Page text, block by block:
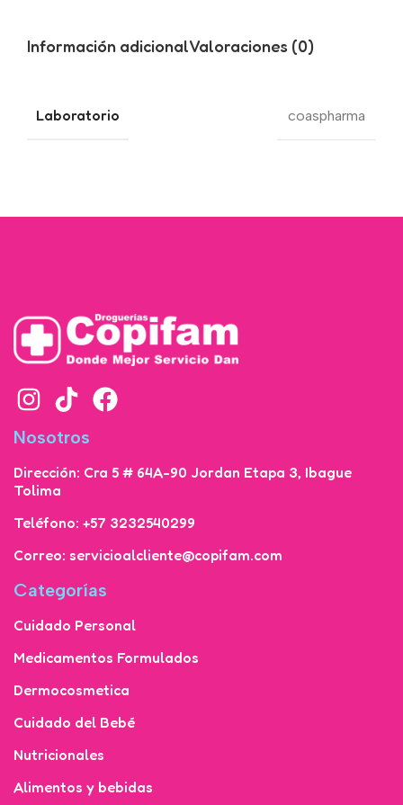
Información adicionalValoraciones (0)
Laboratorio coaspharma
Nosotros
Dirección: Cra 5 # 64A-90 Jordan Etapa 3, Ibague
Tolima
Teléfono: +57 3232540299
Correo: servicioalcliente@copifam.com
Categorías
Cuidado Personal
Medicamentos Formulados
Dermocosmetica
Cuidado del Bebé
Nutricionales
Alimentos y bebidas